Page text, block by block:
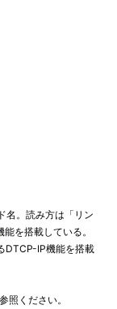
名。読み方は「リン
能を搭載している。
DTCP-IP機能を搭載
照ください。